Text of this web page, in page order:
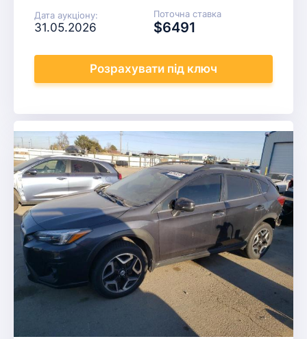
Дата аукціону:
31.05.2026
Поточна ставка
$6491
Розрахувати під ключ